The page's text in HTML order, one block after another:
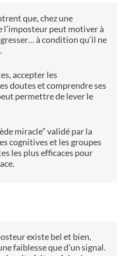
que, chez une
l’imposteur peut motiver à
à condition qu’il ne
accepter les
doutes et comprendre ses
permettre de lever le
miracle” validé par la
cognitives et les groupes
les plus efficaces pour
existe bel et bien,
faiblesse que d’un signal.